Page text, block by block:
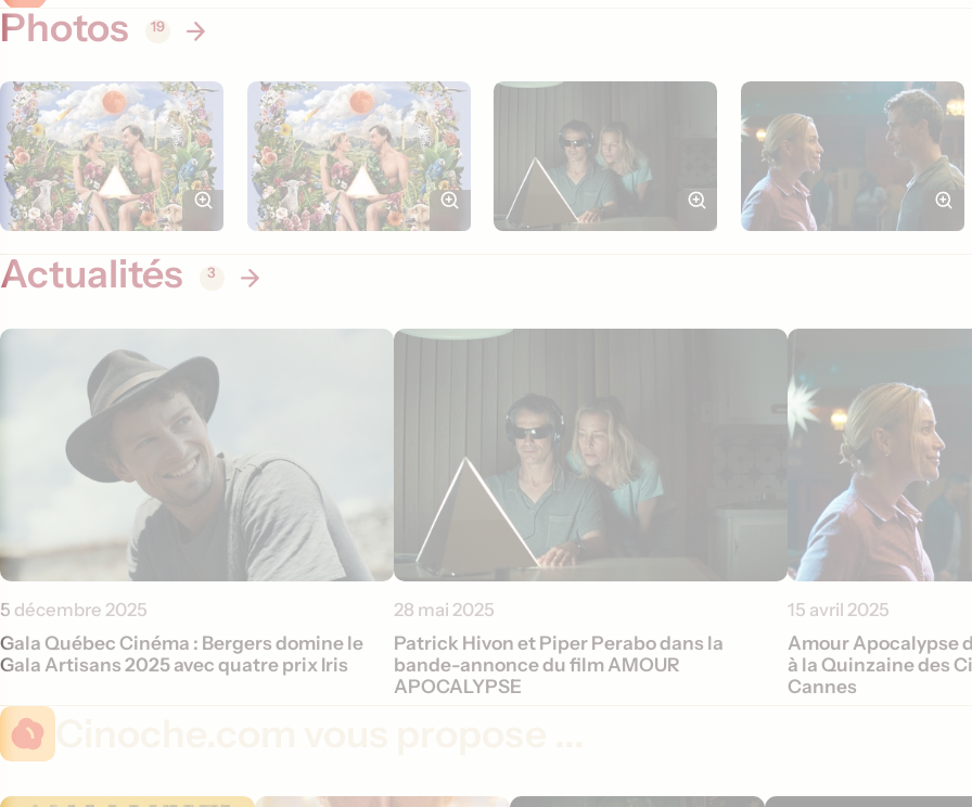
Photos 19
Actualités 3
5 décembre 2025
Gala Québec Cinéma : Bergers domine le
Gala Artisans 2025 avec quatre prix Iris
28 mai 2025
Patrick Hivon et Piper Perabo dans la
bande-annonce du film AMOUR
APOCALYPSE
15 avril 2025
Amour Apocalypse
à la Quinzaine des
Cannes